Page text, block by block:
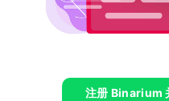
注册 Binarium